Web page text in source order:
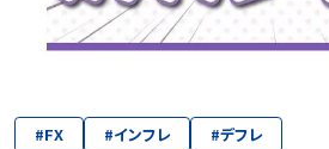
#FX #インフレ #デフレ